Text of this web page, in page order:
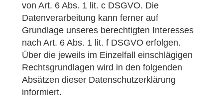
von Art. 6 Abs. 1 lit. c DSGVO. Die
Datenverarbeitung kann ferner auf
Grundlage unseres berechtigten Interesses
nach Art. 6 Abs. 1 lit. f DSGVO erfolgen.
Über die jeweils im Einzelfall einschlägigen
Rechtsgrundlagen wird in den folgenden
Absätzen dieser Datenschutzerklärung
informiert.